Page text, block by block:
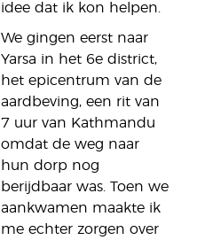
idee dat ik kon helpen.
We gingen eerst naar
Yarsa in het 6e district,
het epicentrum van de
aardbeving, een rit van
7 uur van Kathmandu
omdat de weg naar
hun dorp nog
berijdbaar was. Toen we
aankwamen maakte ik
me echter zorgen over